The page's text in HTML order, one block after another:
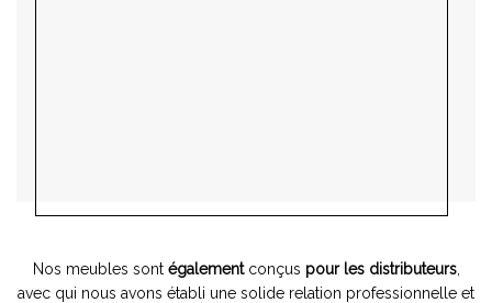
Nos meubles sont également conçus pour les distributeurs,
avec qui nous avons établi une solide relation professionnelle et